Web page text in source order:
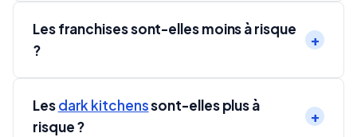
Les franchises sont-elles moins à risque
?
Lesdark kitchenssont-elles plus à
risque ?